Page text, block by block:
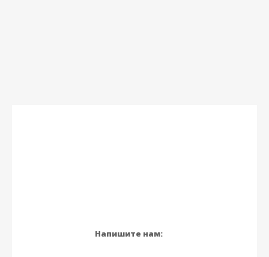
Напишите нам: